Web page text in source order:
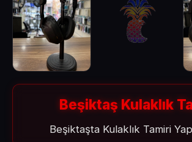
Beşiktaş Kulaklık
Beşiktaşta Kulaklık Tamiri